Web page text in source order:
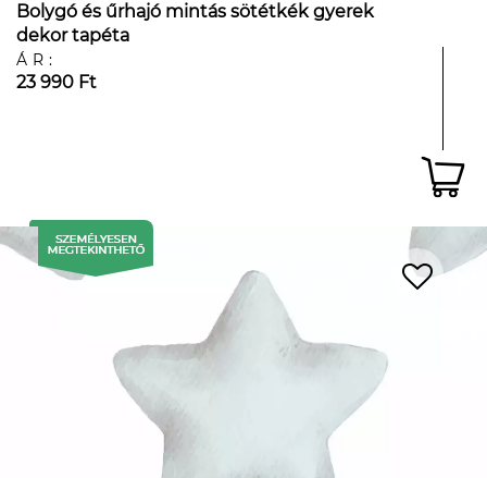
Bolygó és űrhajó mintás sötétkék gyerek
dekor tapéta
ÁR:
23 990 Ft